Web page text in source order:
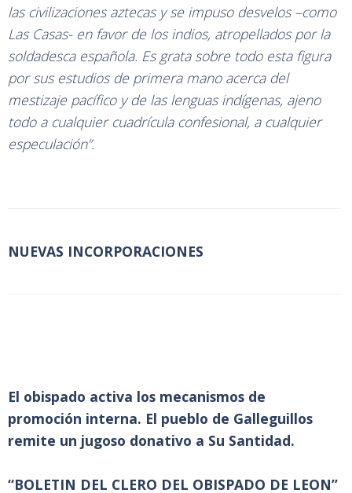
las civilizaciones aztecas y se impuso desvelos –como
Las Casas- en favor de los indios, atropellados por la
soldadesca española. Es grata sobre todo esta figura
por sus estudios de primera mano acerca del
mestizaje pacífico y de las lenguas indígenas, ajeno
todo a cualquier cuadrícula confesional, a cualquier
especulación”.
NUEVAS INCORPORACIONES
El obispado activa los mecanismos de
promoción interna. El pueblo de Galleguillos
remite un jugoso donativo a Su Santidad.
“BOLETIN DEL CLERO DEL OBISPADO DE LEON”